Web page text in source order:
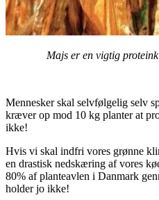
Majs er en vigtig
Mennesker skal selvfølgelig selv
kræver op mod 10 kg planter at
ikke!
Hvis vi skal indfri vores grønne
en drastisk nedskæring af vores
80% af planteavlen i Danmark
holder jo ikke!